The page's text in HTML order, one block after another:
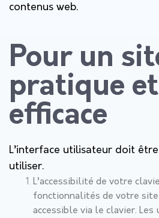
contenus web.
Pour un
pratique et
efficace
L’interface utilisateur doit
utiliser.
L’accessibilité de votre
fonctionnalités de votre
accessible via le clavier. Les